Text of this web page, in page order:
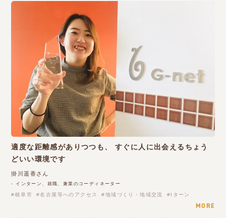
適度な距離感がありつつも、 すぐに人に出会えるちょう
どいい環境です
掛川遥香さん
- インターン、就職、兼業のコーディネーター
岐阜市 名古屋等へのアクセス 地域づくり・地域交流 Iターン
MORE